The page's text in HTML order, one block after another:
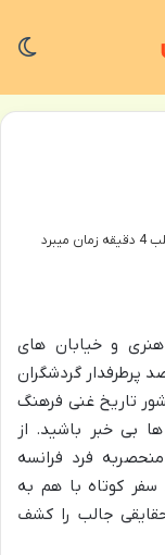
و خیابان های
پرطرفدار گردشگران
تاریخ غنی فرهنگ
بی خبر باشید. از
فرد فرانسه
سفر کوتاه با هم به
جالب را کشف